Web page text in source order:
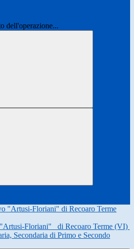
dell'operazione...
Floriani"
di Recoaro Terme (VI)
Secondaria di Primo e Secondo